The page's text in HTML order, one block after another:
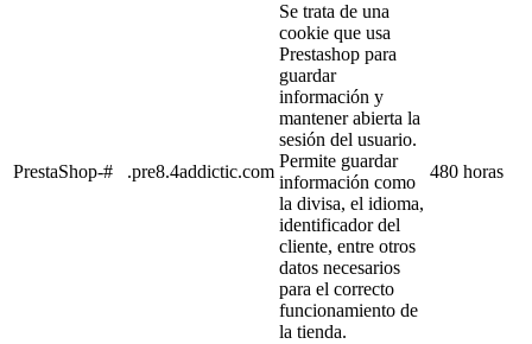
PrestaShop-# .pre8.4addictic.com
Se trata de una
cookie que usa
Prestashop para
guardar
información y
mantener abierta la
sesión del usuario.
Permite guardar
información como
la divisa, el idioma,
identificador del
cliente, entre otros
datos necesarios
para el correcto
funcionamiento de
la tienda.
480 horas